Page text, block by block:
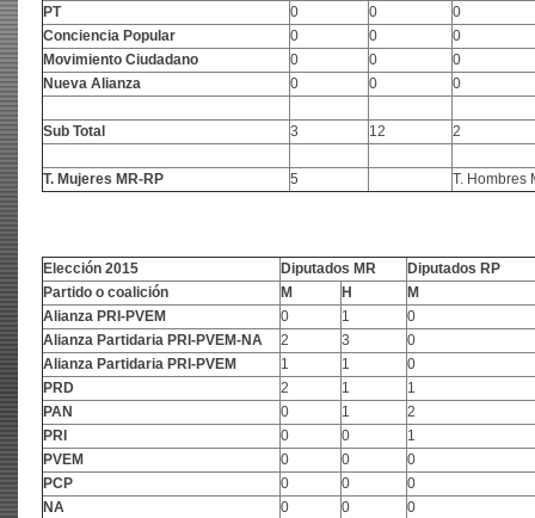
PT
0 0
0
Conciencia Popular
0 0
0
Movimiento Ciudadano
0 0
0
Nueva Alianza
0 0 0
Sub Total 3 12 2
T. Mujeres MR-RP 5 T. Hombres
Elección 2015 Diputados MR
Diputados RP
Partido o coalición
M H
M
Alianza PRI-PVEM
0 1
0
Alianza Partidaria PRI-PVEM-NA
2 3
0
Alianza Partidaria PRI-PVEM
1 1
0
PRD
2 1
1
PAN
0 1
2
PRI
0 0
1
PVEM
0 0
0
PCP
0 0
0
NA
0 0
0